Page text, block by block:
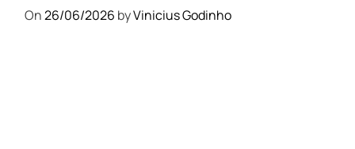
On26/06/2026 byVinicius Godinho